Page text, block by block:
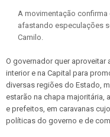
A movimentação confirma
afastando especulações
Camilo.
O governador quer aproveitar
interior e na Capital para
diversas regiões do Estado,
estarão na chapa majoritária,
e prefeitos, em caravanas
políticas do governo e de